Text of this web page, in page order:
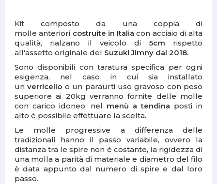
Kit composto da una coppia di
molle anteriori costruite in Italia con acciaio di alta
qualità, rialzano il veicolo di 5cm rispetto
all'assetto originale del Suzuki Jimny dal 2018.
Sono disponibili con taratura specifica per ogni
esigenza, nel caso in cui sia installato
unverricello o un paraurti uso gravoso con peso
superiore ai 20kg verranno fornite delle molle
con carico idoneo, nel menù a tendina posti in
alto è possibile effettuare la scelta.
Le molle progressive a differenza delle
tradizionali hanno il passo variabile, ovvero la
distanza tra le spire non è costante, la rigidezza di
una molla a parità di materiale e diametro del filo
è data appunto dal numero di spire e dal loro
passo.